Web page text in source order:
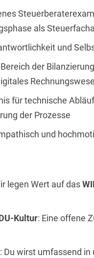
als
und
der
für technische
der Prozesse
und
legen Wert auf das
Kultur: Eine offene
: Du wirst umfassend